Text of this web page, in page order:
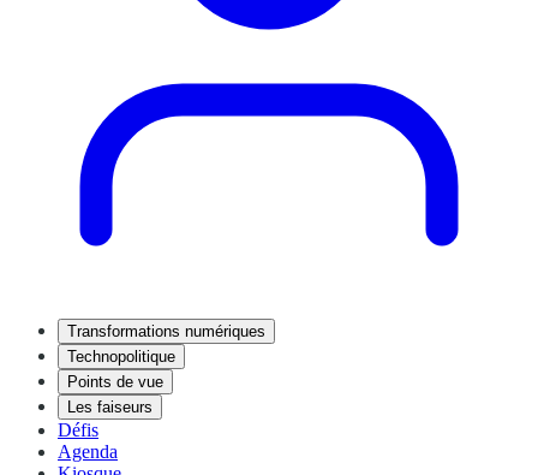
Transformations numériques
Technopolitique
Points de vue
Les faiseurs
Défis
Agenda